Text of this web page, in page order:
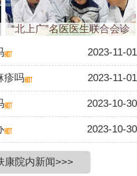
“北上广”名医医生联合会诊
2023-11-01
疹吗 2023-11-01
2023-10-30
2023-10-30
康院内新闻>>>